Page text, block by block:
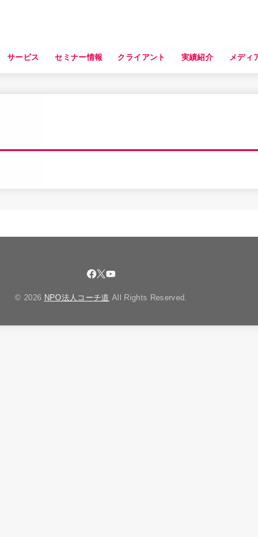
サービス セミナー情報 クライアント 実績紹介 メディ
© 2026 NPO法人コーチ道 All Rights Reserved.